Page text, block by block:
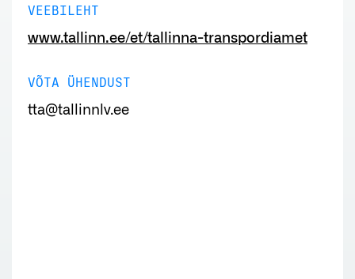
VEEBILEHT
www.tallinn.ee/et/tallinna-transpordiamet
VÕTA ÜHENDUST
tta@tallinnlv.ee